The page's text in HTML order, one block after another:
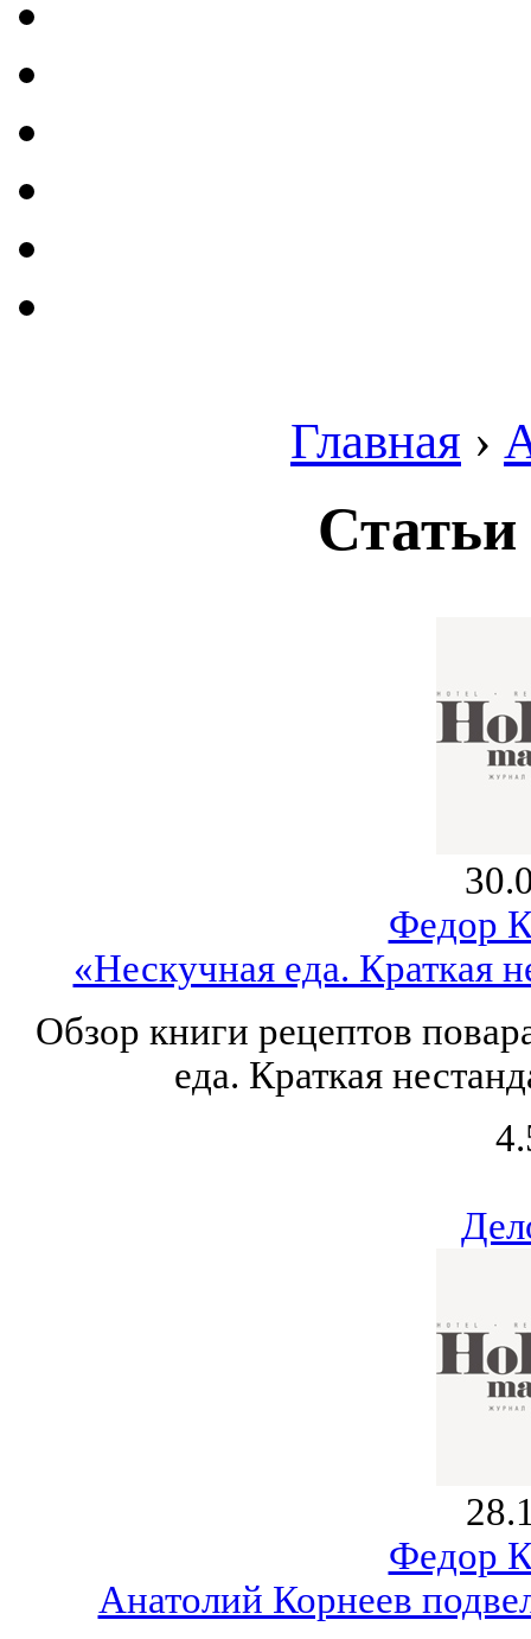
Главная ›
Федор
«Нескучная еда. Краткая
Обзор книги рецептов
еда. Краткая
Федор
Анатолий Корнеев